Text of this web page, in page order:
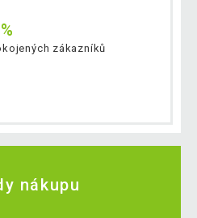
zákazníků
nákupu